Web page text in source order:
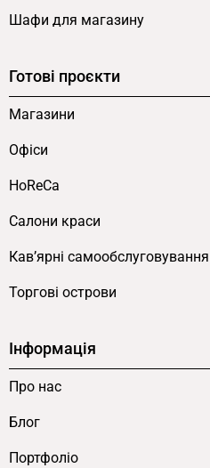
Шафи для магазину
Готові проєкти
Магазини
Офіси
HoReCa
Салони краси
Кав’ярні самообслуговування
Торгові острови
Інформація
Про нас
Блог
Портфоліо